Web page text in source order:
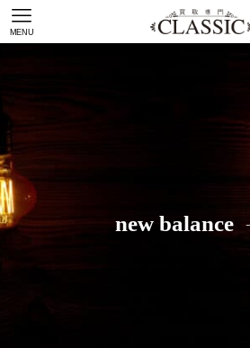
MENU
new balance